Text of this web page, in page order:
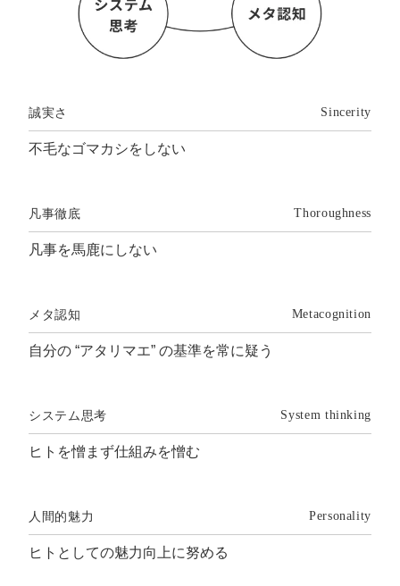
誠実さ Sincerity
不毛なゴマカシをしない
凡事徹底 Thoroughness
凡事を馬鹿にしない
メタ認知 Metacognition
自分の “アタリマエ” の基準を常に疑う
システム思考 System thinking
ヒトを憎まず仕組みを憎む
人間的魅力 Personality
ヒトとしての魅力向上に努める